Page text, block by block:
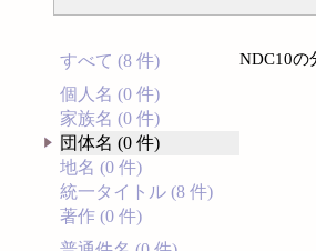
すべて (8 件)
個人名 (0 件)
家族名 (0 件)
団体名 (0 件)
地名 (0 件)
統一タイトル (8 件)
著作 (0 件)
NDC10の